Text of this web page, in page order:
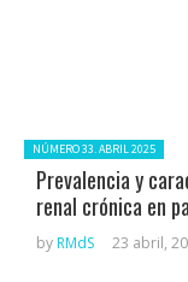
Posted in:
NÚMERO 33. ABRIL 2025
Prevalencia y
renal crónica en
by RMdS 23 abril,